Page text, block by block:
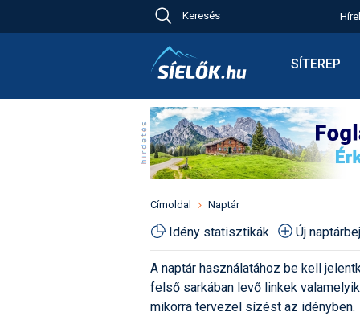
Keresés
SÍTEREP
Síbérletárak
Toplista
Havazás
Fotók
Címoldal Naptár
Idény statisztikák Új
A naptár használatához be kell
felső sarkában levő linkek
mikorra tervezel sízést az idényben.